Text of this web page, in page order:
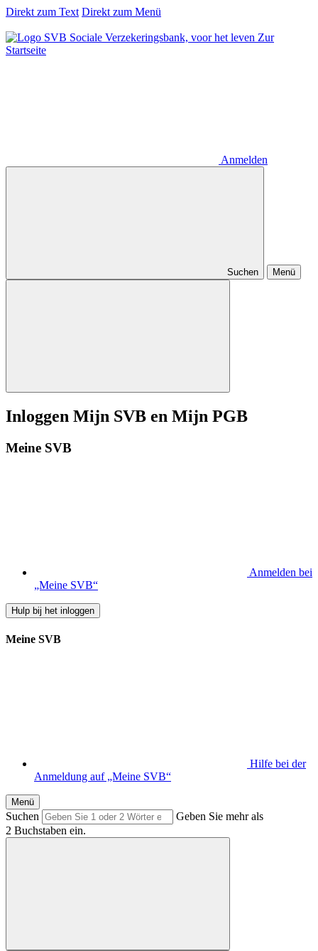
Direkt zum Text Direkt zum Menü
Zur
Startseite
Anmelden
Suchen Menü
Inloggen Mijn SVB en Mijn PGB
Meine SVB
Anmelden bei
„Meine SVB“
Hulp bij het inloggen
Meine SVB
Hilfe bei der
Anmeldung auf „Meine SVB“
Menü
Suchen
Geben Sie mehr als
2 Buchstaben ein.